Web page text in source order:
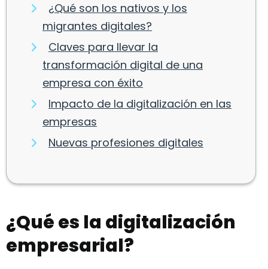
¿Qué son los nativos y los
migrantes digitales?
Claves para llevar la
transformación digital de una
empresa con éxito
Impacto de la digitalización en las
empresas
Nuevas profesiones digitales
¿Qué es la digitalización
empresarial?